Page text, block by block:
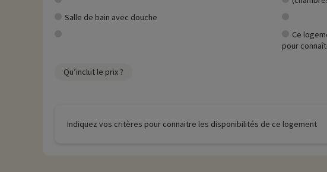
Salle de bain avec douche
Ce
pour
Qu’inclut le prix ?
Indiquez vos critères pour connaitre les disponibilités de ce logement